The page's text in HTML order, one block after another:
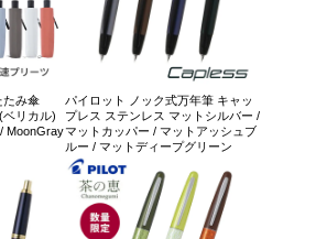
たみ傘
ベリカル)
MoonGray
パイロット ノック式万年筆 キャッ
プレス ステンレス マットシルバー /
マットカッパー / マットアッシュブ
ルー / マットディープグリーン